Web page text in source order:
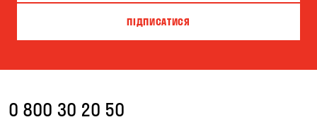
Велика Северинка Вишгород
ПІДПИСАТИСЯ
0 800 30 20 50